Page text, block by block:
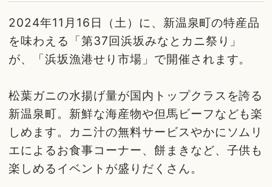
2024年11月16日（土）に、新温泉町の特産品
を味わえる「第37回浜坂みなとカニ祭り」
が、「浜坂漁港せり市場」で開催されます。
松葉ガニの水揚げ量が国内トップクラスを誇る
新温泉町。新鮮な海産物や但馬ビーフなども楽
しめます。カニ汁の無料サービスやかにソムリ
エによるお食事コーナー、餅まきなど、子供も
楽しめるイベントが盛りだくさん。